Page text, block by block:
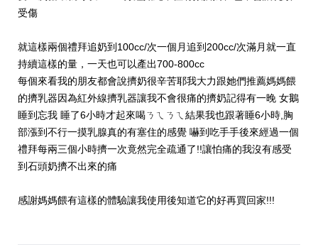
受傷
就這樣兩個禮拜追奶到100cc/次一個月追到200cc/次滿月就一直
持續這樣的量，一天也可以產出700-800cc
每個來看我的朋友都會說擠奶很辛苦耶我大力跟她們推薦媽媽餵
的擠乳器因為紅外線擠乳器讓我不會很痛的擠奶記得有一晚 女鵝
睡到忘我 睡了6小時才起來喝ㄋㄟㄋㄟ結果我也跟著睡6小時,胸
部漲到不行一摸乳腺真的有塞住的感覺 嚇到吃手手後來經過一個
禮拜每兩三個小時擠一次竟然完全疏通了!!讓怕痛的我沒有感受
到石頭奶擠不出來的痛
感謝媽媽餵有這樣的體驗讓我使用後知道它的好再買回家!!!